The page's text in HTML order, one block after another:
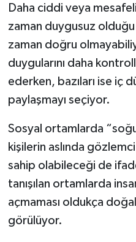
Daha ciddi veya
zaman duygusuz
zaman doğru
duygularını daha
ederken, bazıları ise iç
paylaşmayı seçiyor.
Sosyal ortamlarda
kişilerin aslında
sahip olabileceği de
tanışılan ortamlarda
açmaması oldukça
görülüyor.